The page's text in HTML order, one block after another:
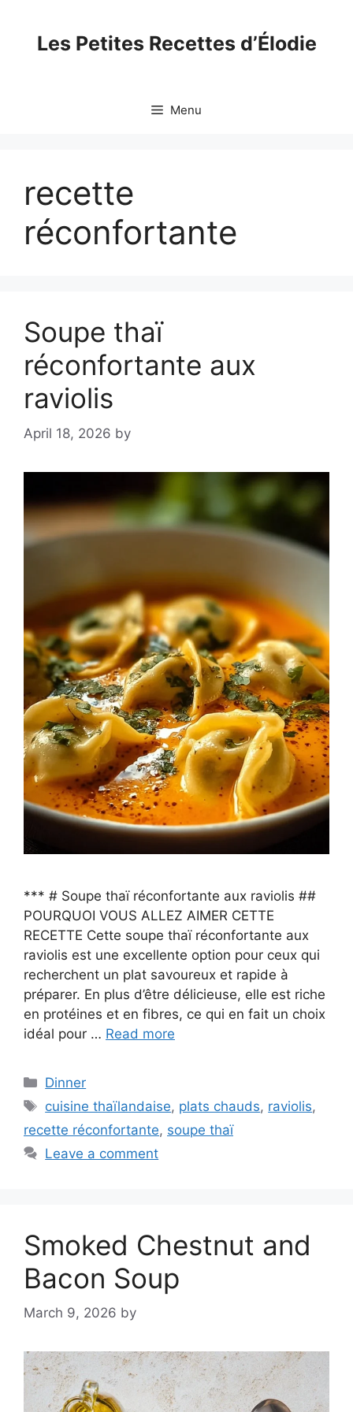
contentLes Petites Recettes d’Élodie
Menu
recette
réconfortante
Soupe thaï
réconfortante aux
raviolis
April 18, 2026 by
*** # Soupe thaï réconfortante aux raviolis ##
POURQUOI VOUS ALLEZ AIMER CETTE
RECETTE Cette soupe thaï réconfortante aux
raviolis est une excellente option pour ceux qui
recherchent un plat savoureux et rapide à
préparer. En plus d’être délicieuse, elle est riche
en protéines et en fibres, ce qui en fait un choix
idéal pour … Read more
Categories
Dinner
Tags
cuisine thaïlandaise, plats chauds, raviolis,
recette réconfortante, soupe thaï
Leave a comment
Smoked Chestnut and
Bacon Soup
March 9, 2026 by